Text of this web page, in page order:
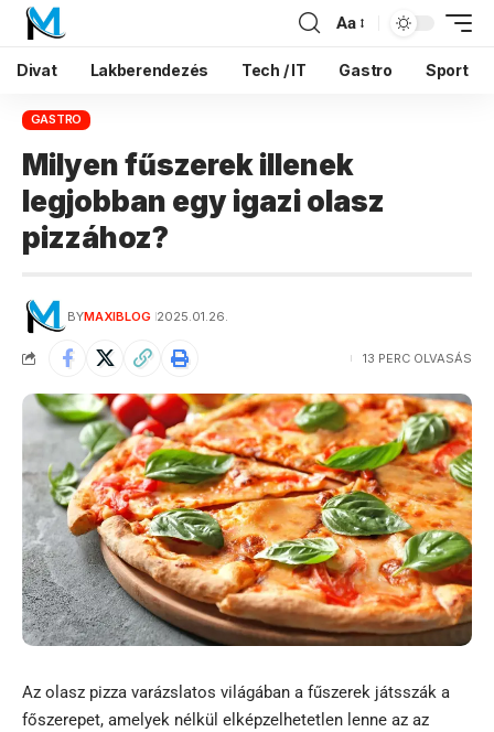
Aa
Divat Lakberendezés Tech / IT Gastro Sport
GASTRO
Milyen fűszerek illenek
legjobban egy igazi olasz
pizzához?
BYMAXIBLOG 2025.01.26.
13 PERC OLVASÁS
Az olasz pizza varázslatos világában a fűszerek játsszák a
főszerepet, amelyek nélkül elképzelhetetlen lenne az az